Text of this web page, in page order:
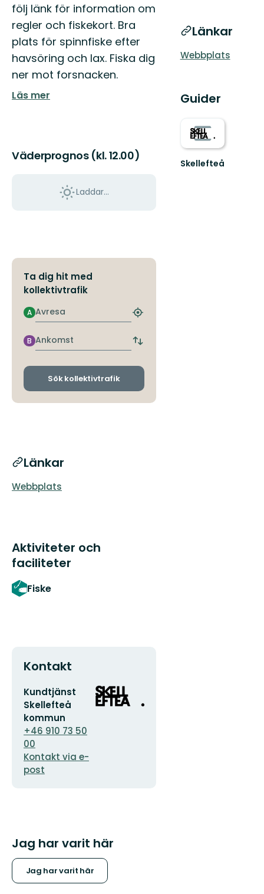
följ länk för information om
regler och fiskekort. Bra
plats för spinnfiske efter
havsöring och lax. Fiska dig
ner mot forsnacken.
Läs mer
Väderprognos (kl. 12.00)
Laddar...
Ta dig hit med
kollektivtrafik
Avresa
A
Hitta
hållplats
Ankomst
B
Byt
och
Sök kollektivtrafik
Länkar
Webbplats
Aktiviteter och
faciliteter
Fiske
Kontakt
E-
postadress
Kundtjänst
Skellefteå
kommun
+46 910 73 50
00
Kontakt via e-
post
Organisationens
logotyp
Jag har varit här
Jag har varit här
Länkar
Webbplats
Guider
Skellefteå